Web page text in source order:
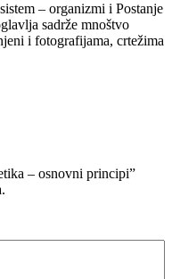
– organizmi i Postanje
sadrže mnoštvo
i fotografijama, crtežima
– osnovni principi”